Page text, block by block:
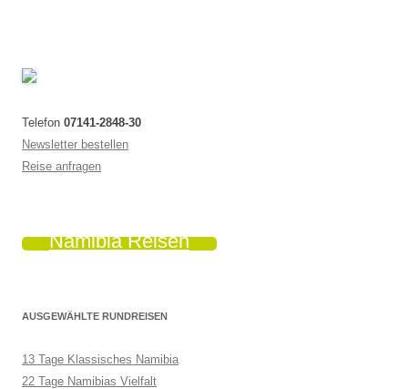
Telefon 07141-2848-30
Newsletter bestellen
Reise anfragen
Namibia Reisen
AUSGEWÄHLTE RUNDREISEN
13 Tage Klassisches Namibia
22 Tage Namibias Vielfalt